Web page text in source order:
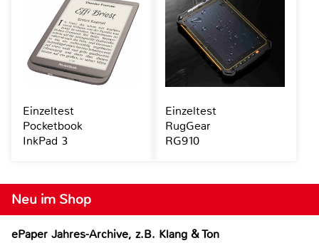
Neu im Shop
ePaper Jahres-Archive, z.B. Klang & Ton
Einzeltest
Pocketbook
InkPad 3
Einzeltest
RugGear
RG910